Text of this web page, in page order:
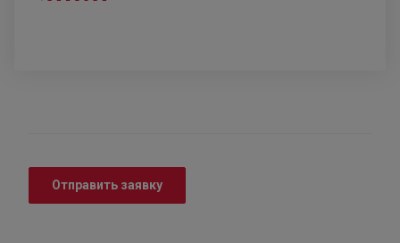
Отправить заявку